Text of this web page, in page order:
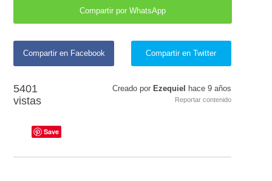
Compartir por WhatsApp
Compartir en Facebook Compartir en Twitter
5401
vistas
Creado por Ezequiel hace9 años
Reportar contenido
Save